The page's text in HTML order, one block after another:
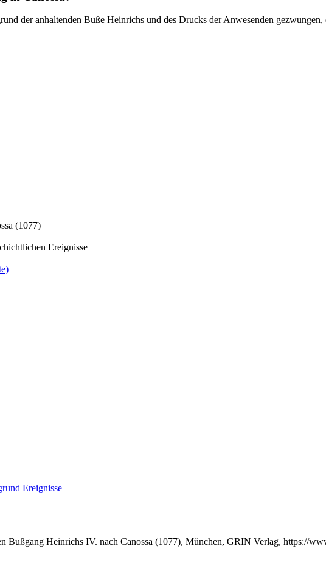
der anhaltenden Buße Heinrichs und des Drucks der Anwesenden
(1077)
Ereignisse
Ereignisse
Bußgang Heinrichs IV. nach Canossa (1077), München, GRIN Verlag, https://